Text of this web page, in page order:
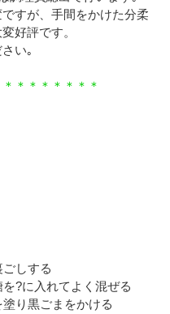
すが、手間をかけた分柔
好評です。
い｡
＊＊＊＊＊＊＊
しする
?に入れてよく混ぜる
り黒ごまをかける